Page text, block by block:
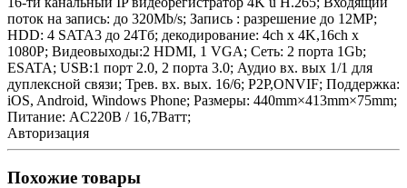
поток на запись: до 320Mb/s; Запись : разрешение до 12MP;
HDD: 4 SATA3 до 24Тб; декодирование: 4ch х 4K,16ch x
1080P; Видеовыходы:2 HDMI, 1 VGA; Сеть: 2 порта 1Gb;
ESATA; USB:1 порт 2.0, 2 порта 3.0; Аудио вх. вых 1/1 для
дуплексной связи; Трев. вх. вых. 16/6; P2P,ONVIF; Поддержка:
iOS, Android, Windows Phone; Размеры: 440mm×413mm×75mm;
Питание: AC220В / 16,7Ватт;
Авторизация
Похожие товары